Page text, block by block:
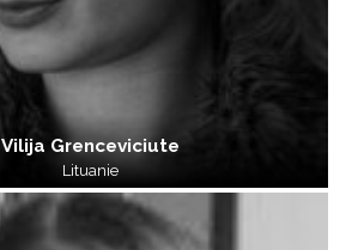
Vilija Grenceviciute
Lituanie